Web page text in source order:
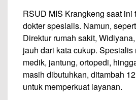
RSUD MIS Krangkeng saat
dokter spesialis. Namun,
Direktur rumah sakit,
jauh dari kata cukup. Spesialis
medik, jantung, ortopedi,
masih dibutuhkan, ditambah
untuk memperkuat layanan.